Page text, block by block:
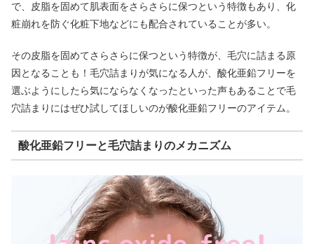
で、皮脂を固めて肌表面をさらさらに保つという特徴もあり、化
粧崩れを防ぐ化粧下地などにも配合されていることが多い。
その皮脂を固めてさらさらに保つという特徴が、毛穴に詰まる原
因となることも！毛穴詰まりが気になる人が、酸化亜鉛フリーを
選ぶようにしたら気にならなくなったといった声もあることで毛
穴詰まりにはぜひ試してほしいのが酸化亜鉛フリーのアイテム。
酸化亜鉛フリーと毛穴詰まりのメカニズム